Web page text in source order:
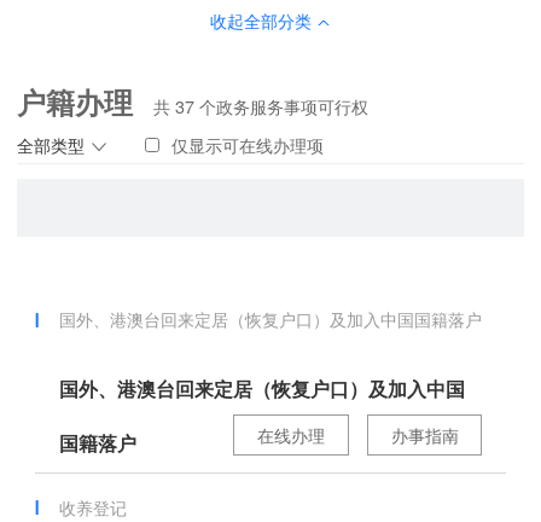
收起全部分类
户籍办理
全部类型
共37 个政务服务事项可行权
仅显示可在线办理项
国外、港澳台回来定居（恢复户口）及加入中国国籍落户
国外、港澳台回来定居（恢复户口）及加入中国
国籍落户 办事指南
在线办理
收养登记